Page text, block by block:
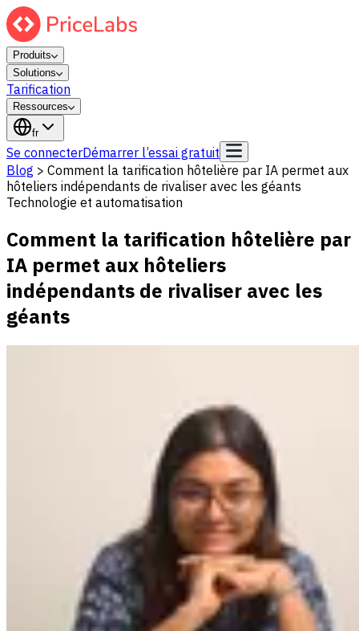
Produits
Solutions
Tarification
Ressources
fr
Se connecterDémarrer l’essai gratuit
Blog > Comment la tarification hôtelière par IA permet aux
hôteliers indépendants de rivaliser avec les géants
Technologie et automatisation
Comment la tarification hôtelière par
IA permet aux hôteliers
indépendants de rivaliser avec les
géants